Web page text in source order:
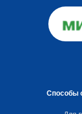
Способы